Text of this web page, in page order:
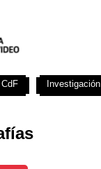
Investigación